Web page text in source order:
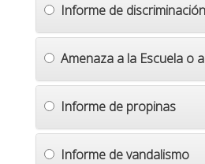
Informe de
Amenaza a la Escuela o
Informe de propinas
Informe de vandalismo